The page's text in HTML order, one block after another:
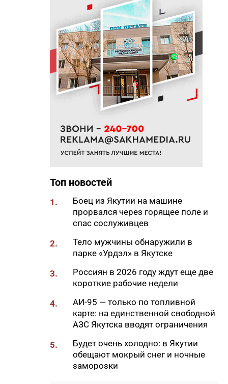
встречу главы Якутии с
Путиным сигналом доверия и
значимости региона
18:01
Социальные участковые в
Якутии приняли около 2000
обращений
17:56
Жительница Жатая похитила
33 цветка с клумбы в центре
Якутска
17:51
«Здесь нет типовых задач»:
начальник стройплощадки
«Полюс Строя» Евгений
Минтруда Якутии объединил
30 участников из трех
муниципалитетов
17:34
Якутяне подали более 61
тысяч заявлений на получение
земельных участков
«Точка будущего. Якутия»:
самый масштабный
образовательный проект на
вечной мерзлоте
17:22
47 участников из арктических
районов Якутии объединил XI
Молодежный Суглан в
Октемцах
Топ новостей
1.
Боец из Якутии на машине
прорвался через горящее поле и
спас сослуживцев
2.
Тело мужчины обнаружили в
парке «Урдэл» в Якутске
3.
Россиян в 2026 году ждут еще две
короткие рабочие недели
4.
АИ-95 — только по топливной
карте: на единственной свободной
АЗС Якутска вводят ограничения
5.
Будет очень холодно: в Якутии
обещают мокрый снег и ночные
заморозки